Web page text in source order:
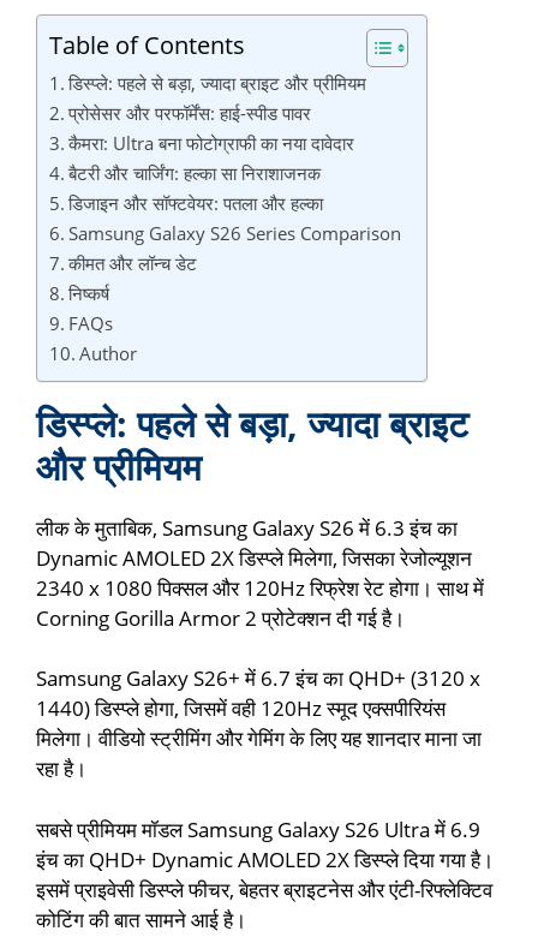
Table of Contents
डिस्प्ले: पहले से बड़ा, ज्यादा ब्राइट और प्रीमियम
प्रोसेसर और परफॉर्मेंस: हाई-स्पीड पावर
कैमरा: Ultra बना फोटोग्राफी का नया दावेदार
बैटरी और चार्जिंग: हल्का सा निराशाजनक
डिजाइन और सॉफ्टवेयर: पतला और हल्का
Samsung Galaxy S26 Series Comparison
कीमत और लॉन्च डेट
निष्कर्ष
FAQs
Author
डिस्प्ले: पहले से बड़ा, ज्यादा ब्राइट
और प्रीमियम
लीक के मुताबिक, Samsung Galaxy S26 में 6.3 इंच का
Dynamic AMOLED 2X डिस्प्ले मिलेगा, जिसका रेजोल्यूशन
2340 x 1080 पिक्सल और 120Hz रिफ्रेश रेट होगा। साथ में
Corning Gorilla Armor 2 प्रोटेक्शन दी गई है।
Samsung Galaxy S26+ में 6.7 इंच का QHD+ (3120 x
1440) डिस्प्ले होगा, जिसमें वही 120Hz स्मूद एक्सपीरियंस
मिलेगा। वीडियो स्ट्रीमिंग और गेमिंग के लिए यह शानदार माना जा
रहा है।
सबसे प्रीमियम मॉडल Samsung Galaxy S26 Ultra में 6.9
इंच का QHD+ Dynamic AMOLED 2X डिस्प्ले दिया गया है।
इसमें प्राइवेसी डिस्प्ले फीचर, बेहतर ब्राइटनेस और एंटी-रिफ्लेक्टिव
कोटिंग की बात सामने आई है।